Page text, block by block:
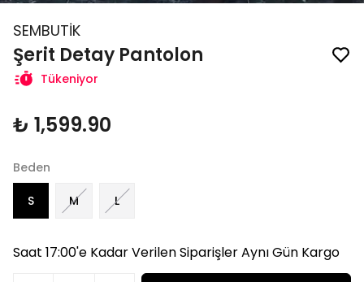
SEMBUTİK
Şerit Detay Pantolon
Tükeniyor
₺ 1,599.90
Beden
S M L
Saat 17:00'e Kadar Verilen Siparişler Aynı Gün Kargo